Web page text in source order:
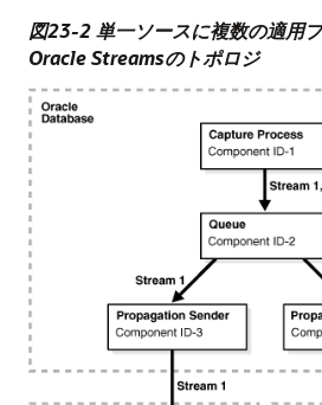
図23-2 単一ソースに複数の適用
Oracle Streamsのトポロジ